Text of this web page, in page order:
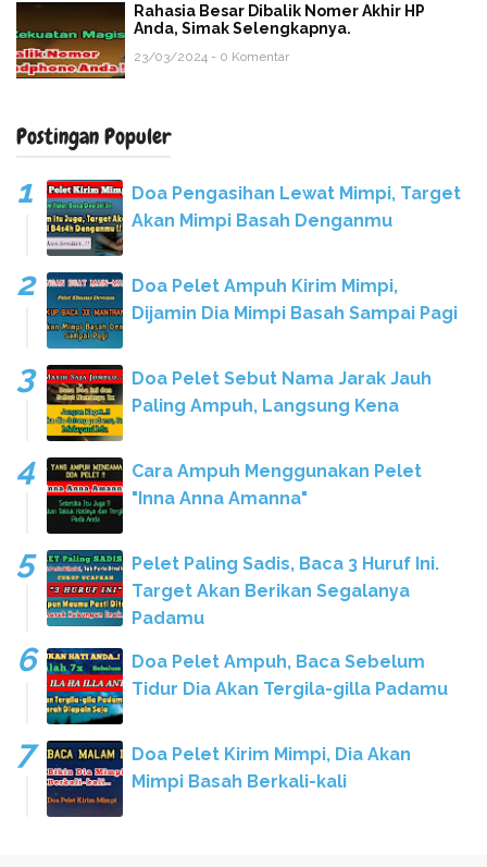
Rahasia Besar Dibalik Nomer Akhir HP
Anda, Simak Selengkapnya.
23/03/2024 - 0 Komentar
Postingan Populer
Doa Pengasihan Lewat Mimpi, Target
Akan Mimpi Basah Denganmu
Doa Pelet Ampuh Kirim Mimpi,
Dijamin Dia Mimpi Basah Sampai Pagi
Doa Pelet Sebut Nama Jarak Jauh
Paling Ampuh, Langsung Kena
Cara Ampuh Menggunakan Pelet
"Inna Anna Amanna"
Pelet Paling Sadis, Baca 3 Huruf Ini.
Target Akan Berikan Segalanya
Padamu
Doa Pelet Ampuh, Baca Sebelum
Tidur Dia Akan Tergila-gilla Padamu
Doa Pelet Kirim Mimpi, Dia Akan
Mimpi Basah Berkali-kali